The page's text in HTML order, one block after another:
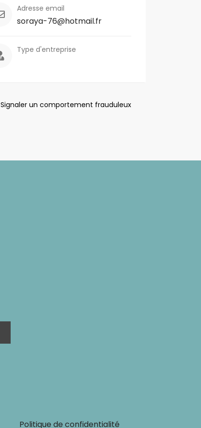
Adresse email
soraya-76@hotmail.fr
Type d'entreprise
Signaler un comportement frauduleux
Politique de confidentialité